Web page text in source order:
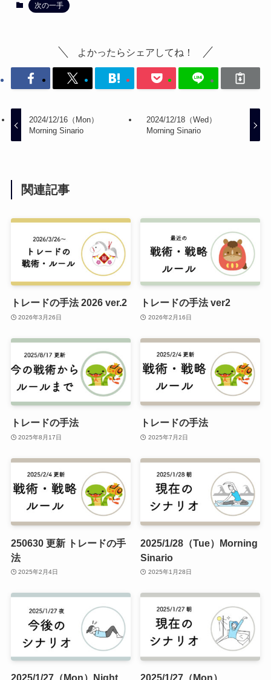
次の一手
よかったらシェアしてね！
2024/12/16（Mon）
Morning Sinario
2024/12/18（Wed）
Morning Sinario
関連記事
トレードの手法 2026 ver.2
2026年3月26日
トレードの手法 ver2
2026年2月16日
トレードの手法
2025年8月17日
トレードの手法
2025年7月2日
250630 更新 トレードの手
法
2025年2月4日
2025/1/28（Tue）Morning
Sinario
2025年1月28日
2025/1/27（Mon）Night
2025/1/27（Mon）